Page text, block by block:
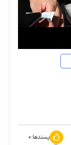
پسندها:۰